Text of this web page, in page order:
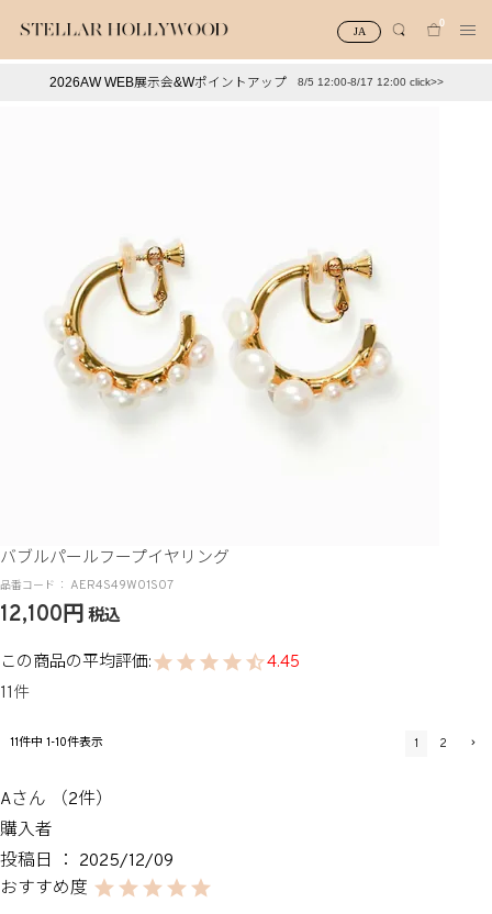
JA
0
2026AW WEB展示会&Wポイントアップ 8/5 12:00-8/17 12:00 click>>
バブルパールフープイヤリング
AER4S49W01S07
12,100 税込
4.45
11
11件中 1-10件表示 1 2
A
2
購入者
投稿日
2025/12/09